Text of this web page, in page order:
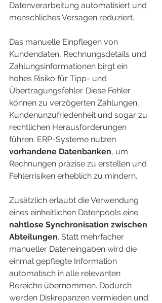
Datenverarbeitung automatisiert und
menschliches Versagen reduziert.
Das manuelle Einpflegen von
Kundendaten, Rechnungsdetails und
Zahlungsinformationen birgt ein
hohes Risiko für Tipp- und
Übertragungsfehler. Diese Fehler
können zu verzögerten Zahlungen,
Kundenunzufriedenheit und sogar zu
rechtlichen Herausforderungen
führen. ERP-Systeme nutzen
vorhandene Datenbanken, um
Rechnungen präzise zu erstellen und
Fehlerrisiken erheblich zu mindern.
Zusätzlich erlaubt die Verwendung
eines einheitlichen Datenpools eine
nahtlose Synchronisation zwischen
Abteilungen. Statt mehrfacher
manueller Dateneingaben wird die
einmal gepflegte Information
automatisch in alle relevanten
Bereiche übernommen. Dadurch
werden Diskrepanzen vermieden und